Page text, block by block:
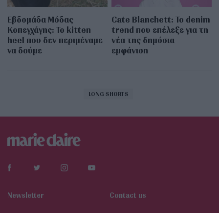
Εβδομάδα Μόδας
Κοπεγχάγης: Το kitten
heel που δεν περιμέναμε
να δούμε
Cate Blanchett: Το denim
trend που επέλεξε για τη
νέα της δημόσια
εμφάνιση
LONG SHORTS
Newsletter Contact us